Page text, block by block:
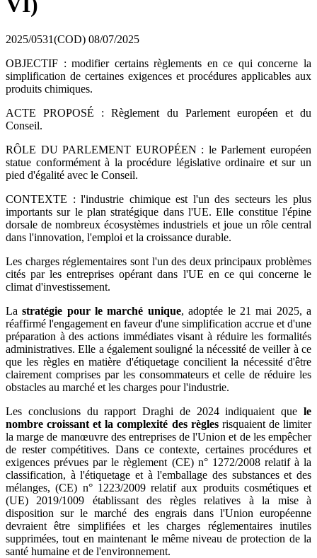
2025/0531(COD) 08/07/2025
OBJECTIF : modifier certains règlements en ce qui concerne la
simplification de certaines exigences et procédures applicables aux
produits chimiques.
ACTE PROPOSÉ : Règlement du Parlement européen et du
Conseil.
RÔLE DU PARLEMENT EUROPÉEN : le Parlement européen
statue conformément à la procédure législative ordinaire et sur un
pied d'égalité avec le Conseil.
CONTEXTE : l'industrie chimique est l'un des secteurs les plus
importants sur le plan stratégique dans l'UE. Elle constitue l'épine
dorsale de nombreux écosystèmes industriels et joue un rôle central
dans l'innovation, l'emploi et la croissance durable.
Les charges réglementaires sont l'un des deux principaux problèmes
cités par les entreprises opérant dans l'UE en ce qui concerne le
climat d'investissement.
Lastratégie pour le marché unique, adoptée le 21 mai 2025, a
réaffirmé l'engagement en faveur d'une simplification accrue et d'une
préparation à des actions immédiates visant à réduire les formalités
administratives. Elle a également souligné la nécessité de veiller à ce
que les règles en matière d'étiquetage concilient la nécessité d'être
clairement comprises par les consommateurs et celle de réduire les
obstacles au marché et les charges pour l'industrie.
Les conclusions du rapport Draghi de 2024 indiquaient que le
nombre croissant et la complexité des règlesrisquaient de limiter
la marge de manœuvre des entreprises de l'Union et de les empêcher
de rester compétitives. Dans ce contexte, certaines procédures et
exigences prévues par le règlement (CE) n° 1272/2008 relatif à la
classification, à l'étiquetage et à l'emballage des substances et des
mélanges, (CE) n° 1223/2009 relatif aux produits cosmétiques et
(UE) 2019/1009 établissant des règles relatives à la mise à
disposition sur le marché des engrais dans l'Union européenne
devraient être simplifiées et les charges réglementaires inutiles
supprimées, tout en maintenant le même niveau de protection de la
santé humaine et de l'environnement.